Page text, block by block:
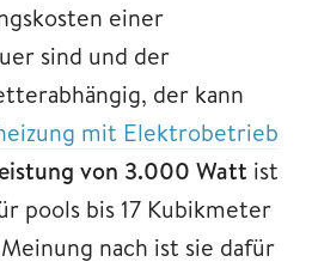
einer
sind und der
der kann
mit Elektrobetrieb
von 3.000 Watt ist
pools bis 17 Kubikmeter
nach ist sie dafür